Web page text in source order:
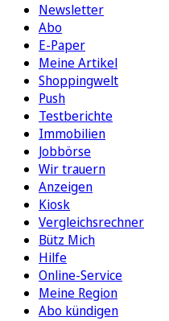
Newsletter
Abo
E-Paper
Meine Artikel
Shoppingwelt
Push
Testberichte
Immobilien
Jobbörse
Wir trauern
Anzeigen
Kiosk
Vergleichsrechner
Bütz Mich
Hilfe
Online-Service
Meine Region
Abo kündigen